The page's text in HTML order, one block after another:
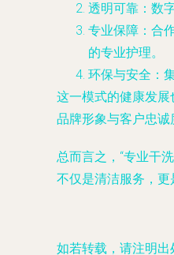
透明可靠 ：数
专业保障 ：合
的专业护理。
环保与安全 ：
这一模式的健康发
品牌形象与客户忠诚
总而言之，“专业干
不仅是清洁服务，
如若转载，请注明